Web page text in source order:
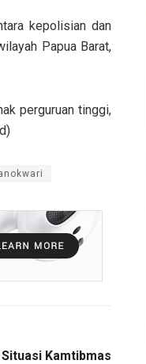
kepolisian dan
Papua Barat,
perguruan tinggi,
Kamtibmas